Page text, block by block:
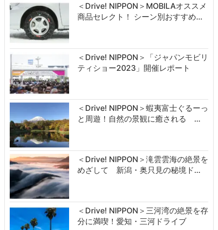
＜Drive! NIPPON＞MOBILAオススメ
商品セレクト！ シーン別おすすめ…
＜Drive! NIPPON＞「ジャパンモビリ
ティショー2023」開催レポート
＜Drive! NIPPON＞蝦夷富士ぐるーっ
と周遊！自然の景観に癒される …
＜Drive! NIPPON＞滝雲雲海の絶景を
めざして 新潟・奥只見の秘境ド…
＜Drive! NIPPON＞三河湾の絶景を存
分に満喫！愛知・三河ドライブ